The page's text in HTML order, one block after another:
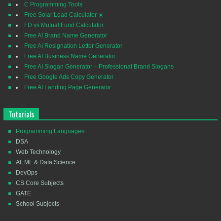
C Programming Tools
Free Solar Load Calculator ☀️
FD vs Mutual Fund Calculator
Free AI Brand Name Generator
Free AI Resignation Letter Generator
Free AI Business Name Generator
Free AI Slogan Generator – Professional Brand Slogans
Free Google Ads Copy Generator
Free AI Landing Page Generator
Tutorials
Programming Languages
DSA
Web Technology
AI, ML & Data Science
DevOps
CS Core Subjects
GATE
School Subjects